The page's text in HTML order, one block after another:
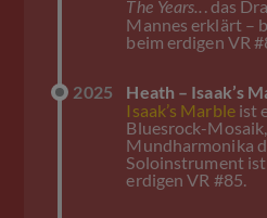
The Years.. . das
Mannes erklärt –
beim erdigen VR
2025
Heath – Isaak’s
Isaak’s Marbleist
Bluesrock-
Mundharmonika
Soloinstrument
erdigen VR #85.